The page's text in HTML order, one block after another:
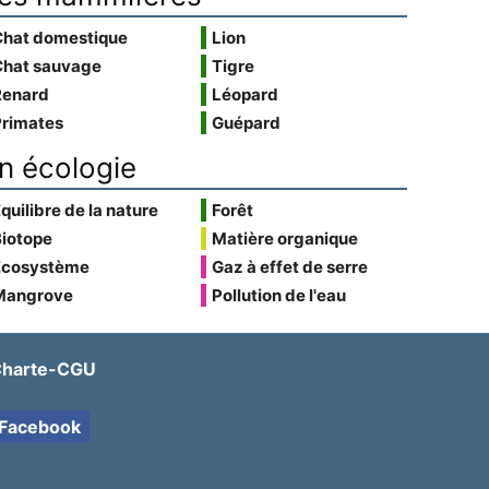
domestique
sauvage
Lion
Tigre
Léopard
Guépard
écologie
de la nature
Forêt
Matière organique
Gaz à effet de serre
Pollution de l'eau
CGU
Facebook